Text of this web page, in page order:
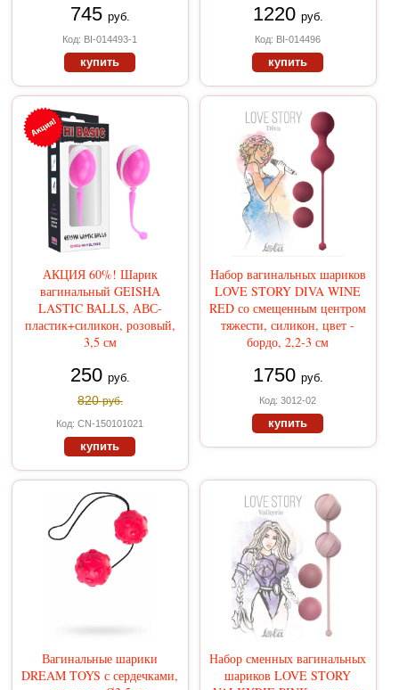
745 руб.
Код: BI-014493-1
купить
1220 руб.
Код: BI-014496
купить
АКЦИЯ 60%! Шарик
вагинальный GEISHA
LASTIC BALLS, АВС-
пластик+силикон, розовый,
3,5 см
250 руб.
820руб.
Код: CN-150101021
купить
Набор вагинальных шариков
LOVE STORY DIVA WINE
RED со смещенным центром
тяжести, силикон, цвет -
бордо, 2,2-3 см
1750 руб.
Код: 3012-02
купить
Вагинальные шарики
DREAM TOYS с сердечками,
Набор сменных вагинальных
шариков LOVE STORY